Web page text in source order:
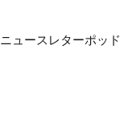
ニュースレターポッ